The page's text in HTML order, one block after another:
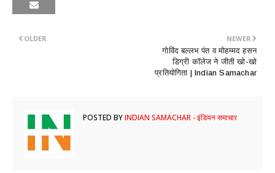
NEWER
​गोविंद बल्लभ पंत व मोहम्मद हसन
डिग्री कॉलेज ने जीती खो-खो
प्रतियोगिता | Indian Samachar
OLDER
POSTED BYINDIAN SAMACHAR - इंडियन समाचार